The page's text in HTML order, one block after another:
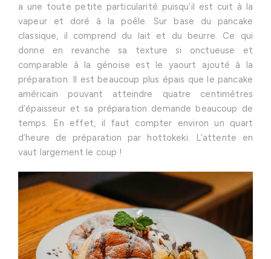
a une toute petite particularité puisqu’il est cuit à la
vapeur et doré à la poêle. Sur base du pancake
classique, il comprend du lait et du beurre. Ce qui
donne en revanche sa texture si onctueuse et
comparable à la génoise est le yaourt ajouté à la
préparation. Il est beaucoup plus épais que le pancake
américain pouvant atteindre quatre centimètres
d’épaisseur et sa préparation demande beaucoup de
temps. En effet, il faut compter environ un quart
d’heure de préparation par hottokeki. L’attente en
vaut largement le coup !